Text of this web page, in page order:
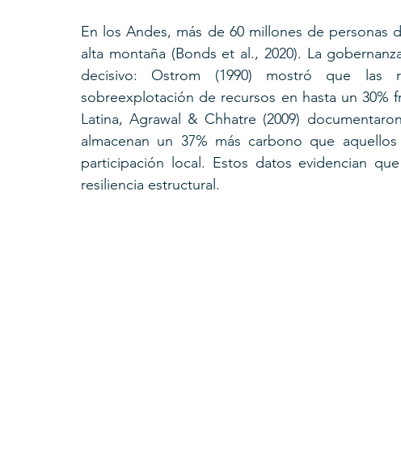
En los Andes, más de 60 millones de personas
alta montaña (Bonds et al., 2020). La
decisivo: Ostrom (1990) mostró que las
sobreexplotación de recursos en hasta un 30%
Latina, Agrawal & Chhatre (2009)
almacenan un 37% más carbono que
participación local. Estos datos evidencian
resiliencia estructural.